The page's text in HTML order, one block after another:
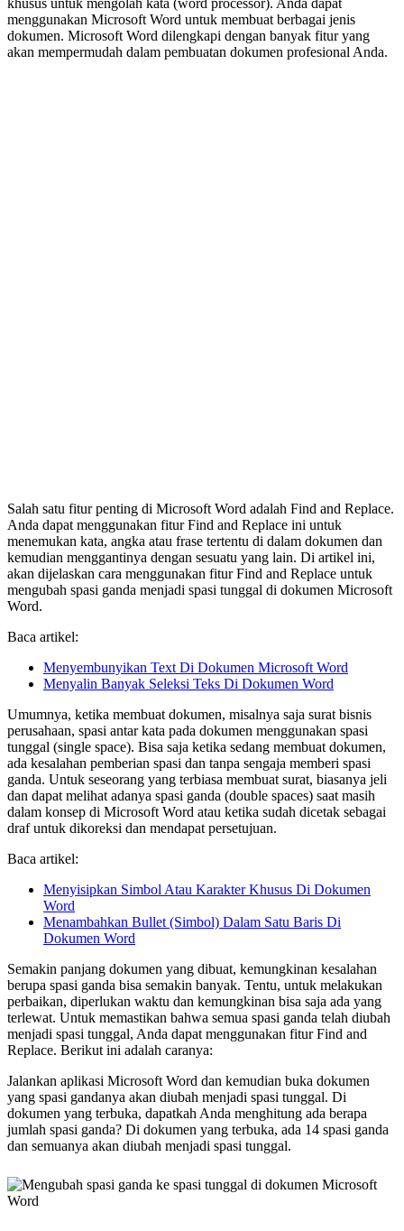
khusus untuk mengolah kata (word processor). Anda dapat
menggunakan Microsoft Word untuk membuat berbagai jenis
dokumen. Microsoft Word dilengkapi dengan banyak fitur yang
akan mempermudah dalam pembuatan dokumen profesional Anda.
Salah satu fitur penting di Microsoft Word adalah Find and Replace.
Anda dapat menggunakan fitur Find and Replace ini untuk
menemukan kata, angka atau frase tertentu di dalam dokumen dan
kemudian menggantinya dengan sesuatu yang lain. Di artikel ini,
akan dijelaskan cara menggunakan fitur Find and Replace untuk
mengubah spasi ganda menjadi spasi tunggal di dokumen Microsoft
Word.
Baca artikel:
Menyembunyikan Text Di Dokumen Microsoft Word
Menyalin Banyak Seleksi Teks Di Dokumen Word
Umumnya, ketika membuat dokumen, misalnya saja surat bisnis
perusahaan, spasi antar kata pada dokumen menggunakan spasi
tunggal (single space). Bisa saja ketika sedang membuat dokumen,
ada kesalahan pemberian spasi dan tanpa sengaja memberi spasi
ganda. Untuk seseorang yang terbiasa membuat surat, biasanya jeli
dan dapat melihat adanya spasi ganda (double spaces) saat masih
dalam konsep di Microsoft Word atau ketika sudah dicetak sebagai
draf untuk dikoreksi dan mendapat persetujuan.
Baca artikel:
Menyisipkan Simbol Atau Karakter Khusus Di Dokumen
Word
Menambahkan Bullet (Simbol) Dalam Satu Baris Di
Dokumen Word
Semakin panjang dokumen yang dibuat, kemungkinan kesalahan
berupa spasi ganda bisa semakin banyak. Tentu, untuk melakukan
perbaikan, diperlukan waktu dan kemungkinan bisa saja ada yang
terlewat. Untuk memastikan bahwa semua spasi ganda telah diubah
menjadi spasi tunggal, Anda dapat menggunakan fitur Find and
Replace. Berikut ini adalah caranya:
Jalankan aplikasi Microsoft Word dan kemudian buka dokumen
yang spasi gandanya akan diubah menjadi spasi tunggal. Di
dokumen yang terbuka, dapatkah Anda menghitung ada berapa
jumlah spasi ganda? Di dokumen yang terbuka, ada 14 spasi ganda
dan semuanya akan diubah menjadi spasi tunggal.